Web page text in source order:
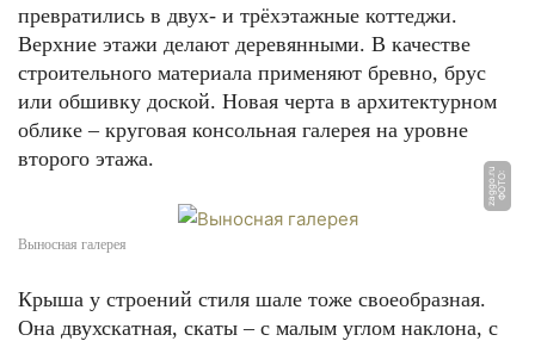
превратились в двух- и трёхэтажные коттеджи.
Верхние этажи делают деревянными. В качестве
строительного материала применяют бревно, брус
или обшивку доской. Новая черта в архитектурном
облике – круговая консольная галерея на уровне
второго этажа.
Ф
О
Т
О:
z
a
g
g
o.
r
u
Выносная галерея
Крыша у строений стиля шале тоже своеобразная.
Она двухскатная, скаты – с малым углом наклона, с